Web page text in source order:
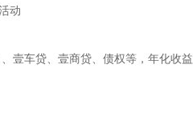
动
壹车贷、壹商贷、债权等，年化收益